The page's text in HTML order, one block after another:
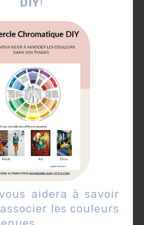
pièce basique et une
vous partager les
composer une tenue
vos habitudes et mode de
faire un tri dans son
activité qui va vous faire
moralement
plus clair dans tout ce que
tenue sera amplement
au préalabletrier
votre armoire.
mon précédent article
s’y prendre
DIY!
aidera à savoir
les couleurs